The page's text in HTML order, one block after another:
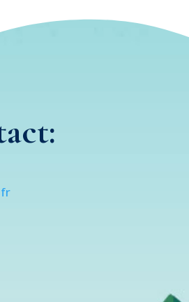
85 62 96
LOGIKBIO
des Oliviers